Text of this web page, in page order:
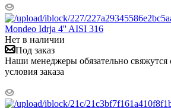
Mondeo Idrja 4'' AISI 316
Нет в наличии
Под заказ
Наши менеджеры обязательно свяжутся
условия заказа